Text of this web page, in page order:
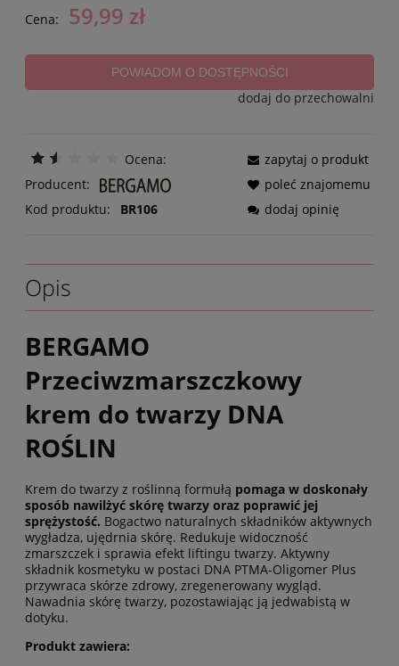
Cena: 59,99 zł
POWIADOM O DOSTĘPNOŚCI
dodaj do przechowalni
Ocena:
Producent:
Kod produktu:
BR106
zapytaj o produkt
poleć znajomemu
dodaj opinię
Opis
BERGAMO
Przeciwzmarszczkowy
krem do twarzy DNA
ROŚLIN
Krem do twarzy z roślinną formułą pomaga w doskonały
sposób nawilżyć skórę twarzy oraz poprawić jej
sprężystość. Bogactwo naturalnych składników aktywnych
wygładza, ujędrnia skórę. Redukuje widoczność
zmarszczek i sprawia efekt liftingu twarzy. Aktywny
składnik kosmetyku w postaci DNA PTMA-Oligomer Plus
przywraca skórze zdrowy, zregenerowany wygląd.
Nawadnia skórę twarzy, pozostawiając ją jedwabistą w
dotyku.
Produkt zawiera: